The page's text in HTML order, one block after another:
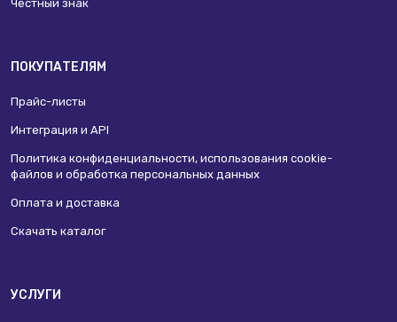
Честный знак
ПОКУПАТЕЛЯМ
Прайс-листы
Интеграция и API
Политика конфиденциальности, использования сookie-
файлов и обработка персональных данных
Оплата и доставка
Скачать каталог
УСЛУГИ